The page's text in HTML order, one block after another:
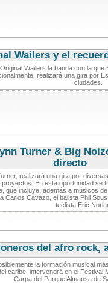
Wailers y el
Wailers la banda con la que
realizará una gira por
ciudades.
Turner & Big
directoconciertos
realizará una gira por
En esta oportunidad se
que incluye, además a músicos
Carlos Cavazo, el bajista Phil
teclista Eric
del afro rock,
la formación musical
caribe, intervendrá en el Festival
Carpa del Parque Almansa de